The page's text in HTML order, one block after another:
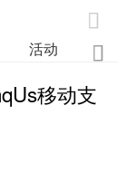

活动 业

移动支